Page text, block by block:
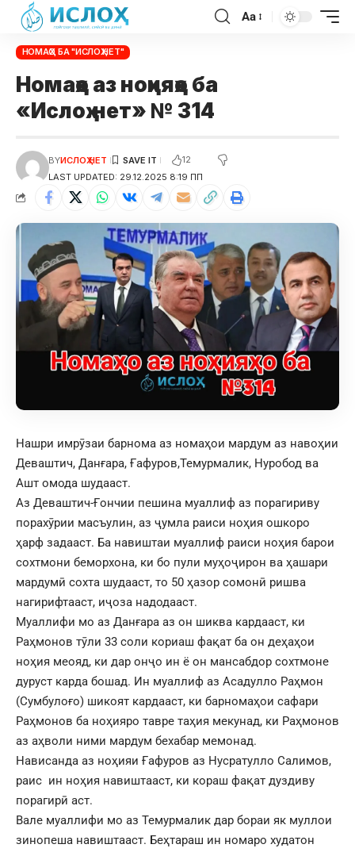
Aa
НОМАҲО БА "ИСЛОҲ.НЕТ"
Номаҳо аз ноҳияҳо ба
«Ислоҳ.нет» № 314
LAST UPDATED: 29.12.2025 8:19 ПП
BYИСЛОҲ НЕТ 12
Нашри имрӯзаи барнома аз номаҳои мардум аз навоҳии
Деваштич, Данғара, Ғафуров,Темурмалик, Нуробод ва
Ашт омода шудааст.
Аз Деваштич-Ғончии пешина муаллиф аз порагириву
порахӯрии масъулин, аз ҷумла раиси ноҳия ошкоро
ҳарф задааст. Ба навиштаи муаллиф раиси ноҳия барои
сохтмони беморхона, ки бо пули муҳоҷирон ва ҳашари
мардумӣ сохта шудааст, то 50 ҳазор сомонӣ ришва
нагирифтааст, иҷоза надодааст.
Муаллифи мо аз Данғара аз он шиква кардааст, ки
Раҳмонов тӯли 33 соли кориаш фақат ба он деҳаҳои
ноҳия меояд, ки дар онҷо ин ё он мансабдор сохтмоне
дуруст карда бошад. Ин муаллиф аз Асадулло Раҳмон
(Сумбулоғо) шикоят кардааст, ки барномаҳои сафари
Раҳмонов ба ноҳияро тавре таҳия мекунад, ки Раҳмонов
аз аҳволи ними мардум бехабар мемонад.
Нависанда аз ноҳияи Ғафуров аз Нусратулло Салимов,
раис ин ноҳия навиштааст, ки кораш фақат дуздиву
порагирӣ аст.
Вале муаллифи мо аз Темурмалик дар бораи як муллои
зинопеша навиштааст. Беҳтараш ин номаро худатон